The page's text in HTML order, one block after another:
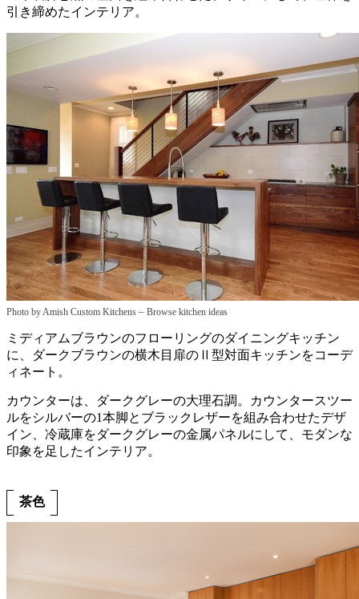
引き締めたインテリア。
Photo by Amish Custom Kitchens – Browse kitchen ideas
ミディアムブラウンのフローリングのダイニングキッチン
に、ダークブラウンの横木目扉のⅡ型対面キッチンをコーデ
ィネート。
カウンターは、ダークグレーの大理石調。カウンタースツー
ルをシルバーの1本脚とブラックレザーを組み合わせたデザ
イン、冷蔵庫をダークグレーの金属パネルにして、モダンな
印象を足したインテリア。
茶色